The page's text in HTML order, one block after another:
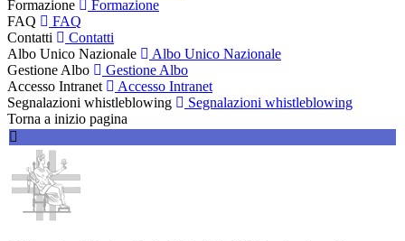
Formazione
Formazione
FAQ
FAQ
Contatti
Contatti
Albo Unico Nazionale
Albo Unico Nazionale
Gestione Albo
Gestione Albo
Accesso Intranet
Accesso Intranet
Segnalazioni whistleblowing
Segnalazioni whistleblowing
Torna a inizio pagina